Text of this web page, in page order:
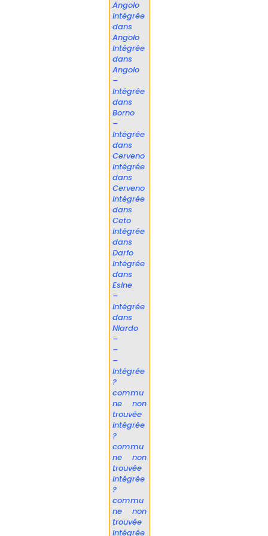
Angolo
intégrée
dans
Angolo
intégrée
dans
Angolo
–
intégrée
dans
Borno
–
intégrée
dans
Cerveno
intégrée
dans
Cerveno
intégrée
dans
Ceto
intégrée
dans
Darfo
intégrée
dans
Esine
–
intégrée
dans
Niardo
–
–
–
intégrée
?
commu
ne non
trouvée
intégrée
?
commu
ne non
trouvée
intégrée
?
commu
ne non
trouvée
intégrée